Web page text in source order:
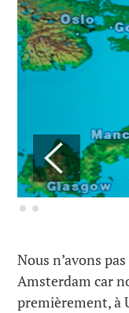
Nous n’avons
Amsterdam car
premièrement, à